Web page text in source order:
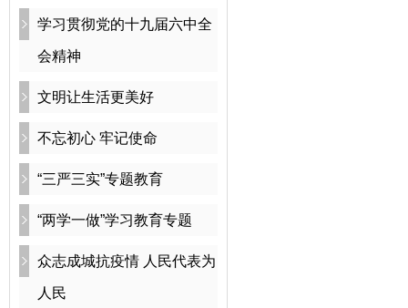
学习贯彻党的十九届六中全
会精神
文明让生活更美好
不忘初心 牢记使命
“三严三实”专题教育
“两学一做”学习教育专题
众志成城抗疫情 人民代表为
人民